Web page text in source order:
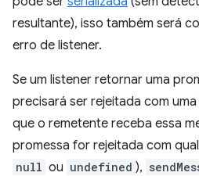
resultante), isso também será
erro de listener.
Se um listener retornar uma
precisará ser rejeitada com
que o remetente receba essa
promessa for rejeitada com
null ou undefined ),